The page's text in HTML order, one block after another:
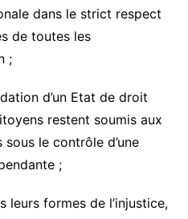
dans le strict respect
de toutes les
;
d’un Etat de droit
restent soumis aux
le contrôle d’une
;
leurs formes de l’injustice,